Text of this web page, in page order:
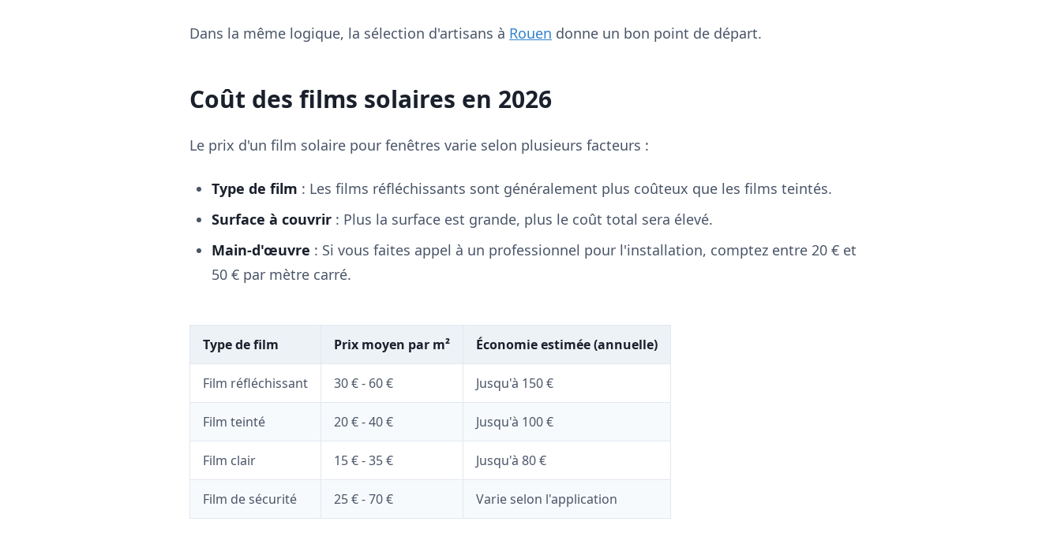
Dans la même logique, la sélection d'artisans à Rouen donne un bon point de départ.
Coût des films solaires en 2026
Le prix d'un film solaire pour fenêtres varie selon plusieurs facteurs :
Type de film : Les films réfléchissants sont généralement plus coûteux que les films teintés.
Surface à couvrir : Plus la surface est grande, plus le coût total sera élevé.
Main-d'œuvre : Si vous faites appel à un professionnel pour l'installation, comptez entre 20 € et
50 € par mètre carré.
Type de film Prix moyen par m² Économie estimée (annuelle)
Film réfléchissant 30 € - 60 € Jusqu'à 150 €
Film teinté 20 € - 40 € Jusqu'à 100 €
Film clair 15 € - 35 € Jusqu'à 80 €
Film de sécurité 25 € - 70 € Varie selon l'application